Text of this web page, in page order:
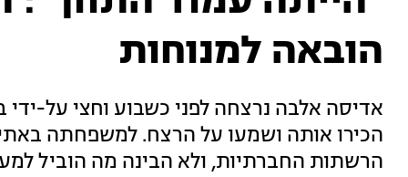
הובאה למנוחות
אדיסה אלבה נרצחה לפני כשבוע וחצי על-ידי
הכירו אותה ושמעו על הרצח. למשפחתה
הרשתות החברתיות, ולא הבינה מה הוביל